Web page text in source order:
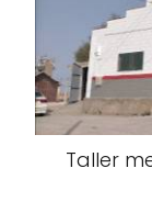
Taller